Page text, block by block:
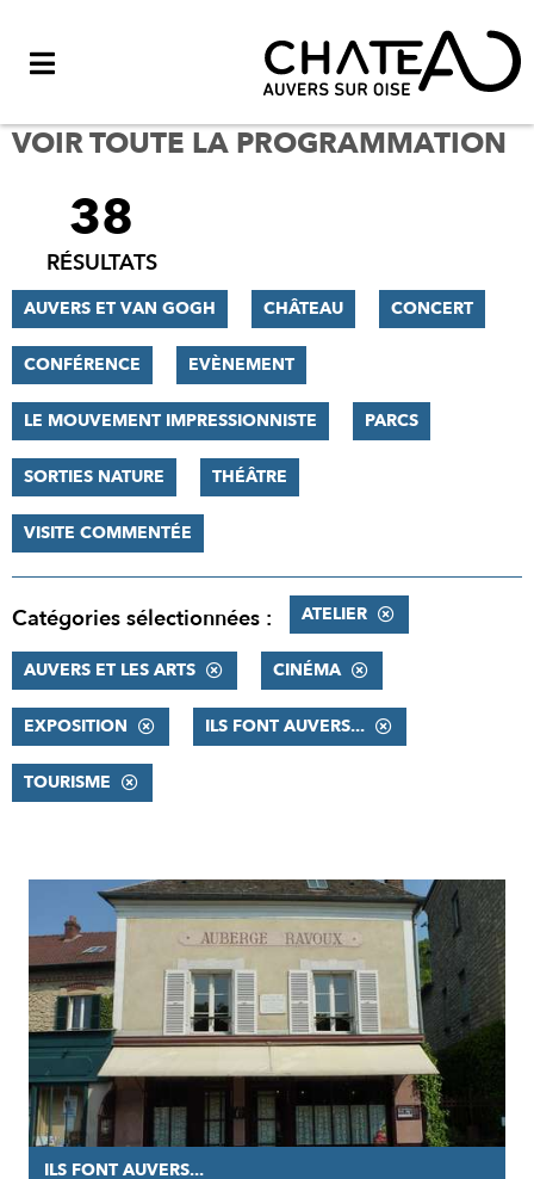
VOIR TOUTE LA PROGRAMMATION
FILTRER
RÉSULTATS
38
RÉSULTATS
AUVERS ET VAN GOGH CHÂTEAU CONCERT
CONFÉRENCE EVÈNEMENT
LE MOUVEMENT IMPRESSIONNISTE PARCS
SORTIES NATURE THÉÂTRE
VISITE COMMENTÉE
Catégories sélectionnées : ATELIER
AUVERS ET LES ARTS CINÉMA
EXPOSITION ILS FONT AUVERS...
TOURISME
RÉSULTATS
ILS FONT AUVERS...